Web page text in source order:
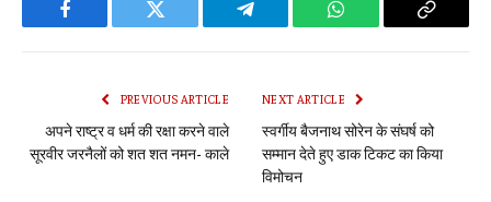
Facebook Twitter Telegram WhatsApp Copy
PREVIOUS ARTICLE
अपने राष्ट्र व धर्म की रक्षा करने वाले
सूरवीर जरनैलों को शत शत नमन- काले
NEXT ARTICLE
स्वर्गीय बैजनाथ सोरेन के संघर्ष को
सम्मान देते हुए डाक टिकट का किया
विमोचन